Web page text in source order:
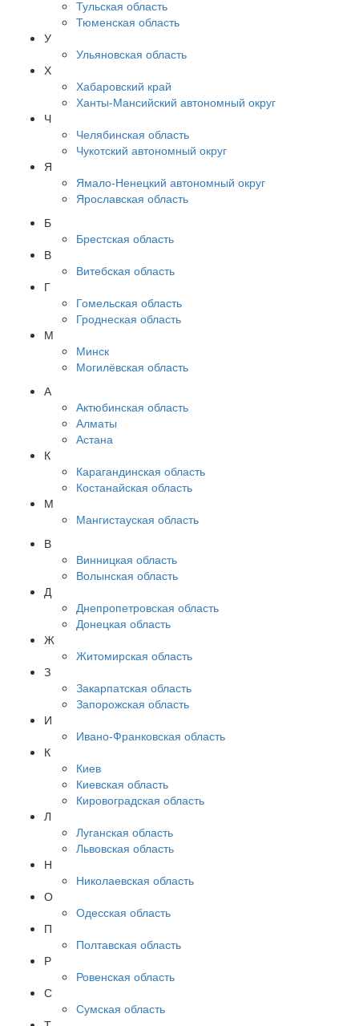
Тульская область
Тюменская область
У
Ульяновская область
Х
Хабаровский край
Ханты-Мансийский автономный округ
Ч
Челябинская область
Чукотский автономный округ
Я
Ямало-Ненецкий автономный округ
Ярославская область
Б
Брестская область
В
Витебская область
Г
Гомельская область
Гроднеская область
М
Минск
Могилёвская область
А
Актюбинская область
Алматы
Астана
К
Карагандинская область
Костанайская область
М
Мангистауская область
В
Винницкая область
Волынская область
Д
Днепропетровская область
Донецкая область
Ж
Житомирская область
З
Закарпатская область
Запорожская область
И
Ивано-Франковская область
К
Киев
Киевская область
Кировоградская область
Л
Луганская область
Львовская область
Н
Николаевская область
О
Одесская область
П
Полтавская область
Р
Ровенская область
С
Сумская область